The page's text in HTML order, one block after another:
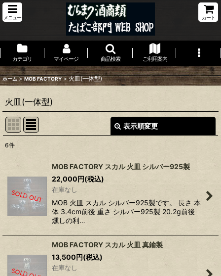
メニュー カート
カテゴリ マイページ 商品検索 ご利用案内
ホーム > MOB FACTORY > 火皿(一体型)
火皿(一体型)
表示順変更
並び順
絞り込む
6件
MOB FACTORY スカル 火皿 シルバー925製
22,000円(税込)
在庫なし
MOB 火皿 スカル シルバー925製です。 長さ 本
体 3.4cm前後 重さ シルバー925製 20.2g前後
燻しの利…
MOB FACTORY スカル 火皿 真鍮製
13,500円(税込)
在庫なし